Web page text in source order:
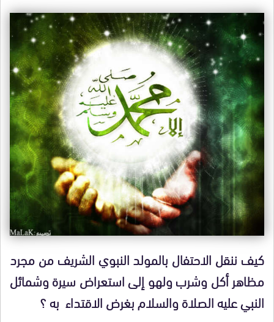
كيف ننقل الاحتفال بالمولد النبوي الشريف من مجرد
مظاهر أكل وشرب ولهو إلى استعراض سيرة وشمائل
النبي عليه الصلاة والسلام بغرض الاقتداء به ؟